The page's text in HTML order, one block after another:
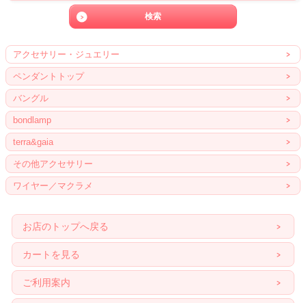
アクセサリー・ジュエリー
ペンダントトップ
バングル
bondlamp
terra&gaia
その他アクセサリー
ワイヤー／マクラメ
お店のトップへ戻る
カートを見る
ご利用案内